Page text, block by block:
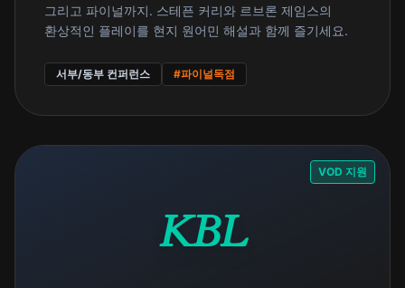
그리고 파이널까지. 스테픈 커리와 르브론 제임스의
환상적인 플레이를 현지 원어민 해설과 함께 즐기세요.
서부/동부 컨퍼런스 #파이널독점
KBL
VOD 지원